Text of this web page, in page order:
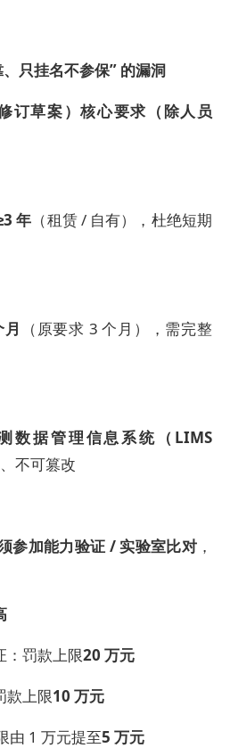
只挂名不参保” 的漏洞
订草案）核心要求（除人员
年 （租赁 / 自有），杜绝短期
（原要求 3 个月），需完整
数据管理信息系统（LIMS
不可篡改
参加能力验证 / 实验室比对 ，
：罚款上限20 万元
款上限10 万元
由 1 万元提至5 万元